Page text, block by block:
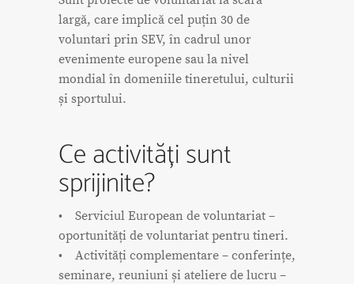
largă, care implică cel puțin 30 de
voluntari prin SEV, în cadrul unor
evenimente europene sau la nivel
mondial în domeniile tineretului, culturii
și sportului.
Ce activități sunt
sprijinite?
• Serviciul European de voluntariat –
oportunități de voluntariat pentru tineri.
• Activități complementare – conferințe,
seminare, reuniuni și ateliere de lucru –